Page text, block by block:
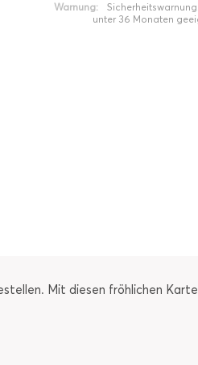
Warnung:
unter 36 Monaten
Mit diesen fröhlichen